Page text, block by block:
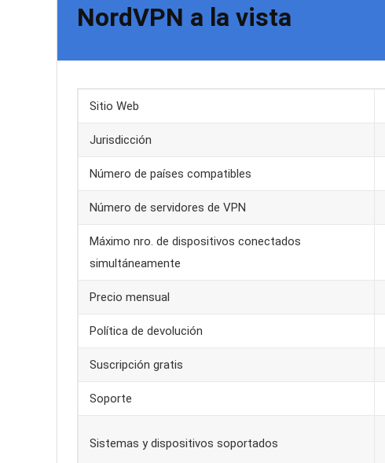
NordVPN a la vista
Sitio Web
Jurisdicción
Número de países compatibles
Número de servidores de VPN
Máximo nro. de dispositivos conectados
simultáneamente
Precio mensual
Política de devolución
Suscripción gratis
Soporte
Sistemas y dispositivos soportados